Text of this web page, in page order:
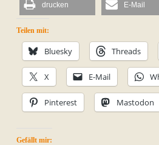
drucken E-Mail
Teilen mit:
Bluesky Threads
X E-Mail
Pinterest Mastodon
Gefällt mir: